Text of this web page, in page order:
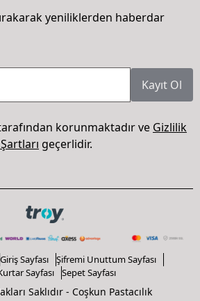
yeniliklerden haberdar
Kayıt Ol
korunmaktadır ve Gizlilik
geçerlidir.
Giriş Sayfası
Şifremi Unuttum Sayfası
Sayfası
Sepet Sayfası
Saklıdır - Coşkun Pastacılık